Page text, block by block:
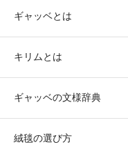
ギャッベとは
キリムとは
ギャッベの文様辞典
絨毯の選び方